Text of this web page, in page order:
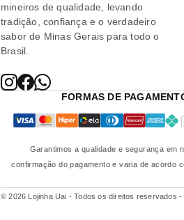
mineiros de qualidade, levando
tradição, confiança e o verdadeiro
sabor de Minas Gerais para todo o
Brasil.
FORMAS DE
Garantimos a qualidade e segurança em
confirmação do pagamento e varia de acordo
© 2026 Lojinha Uai - Todos os direitos reservados -